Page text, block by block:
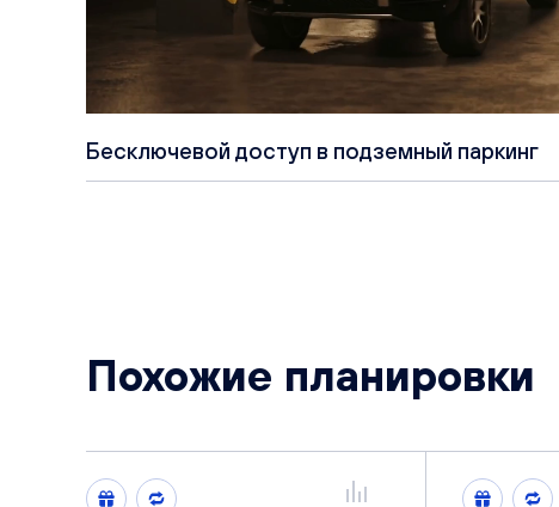
Бесключевой доступ в подземный паркинг
Похожие планировки